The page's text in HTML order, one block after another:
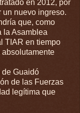
en 2012, por
un nuevo ingreso.
que, como
la Asamblea
TIAR en tiempo
de Guaidó
de las Fuerzas
legítima que